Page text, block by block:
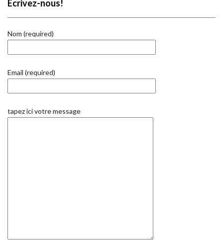
Ecrivez-nous!
Nom (required)
Email (required)
tapez ici votre message